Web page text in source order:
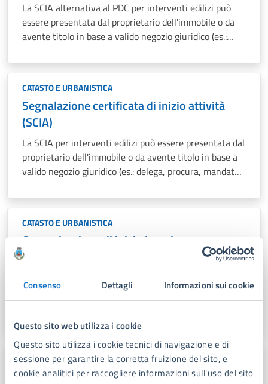
Consenso Dettagli Informazioni sui cookie
Questo sito web utilizza i cookie
Questo sito utilizza i cookie tecnici di navigazione e di
sessione per garantire la corretta fruizione del sito, e
cookie analitici per raccogliere informazioni sull'uso del sito
La SCIA alternativa al PDC per interventi edilizi può
essere presentata dal proprietario dell'immobile o da
avente titolo in base a valido negozio giuridico (es.:
CATASTO E URBANISTICA
Segnalazione certificata di inizio attività
(SCIA)
La SCIA per interventi edilizi può essere presentata dal
proprietario dell'immobile o da avente titolo in base a
valido negozio giuridico (es.: delega, procura, mandato
della sua protocollazione.
CATASTO E URBANISTICA
Comunicazione di inizio lavori asseverata
(CILA)
nell'edilizia libera con obbligo della comunicazione di
firma di un tecnico abilitato (geometra, ingegnere,
CATASTO E URBANISTICA
Definizione/riesame Condoni edilizi